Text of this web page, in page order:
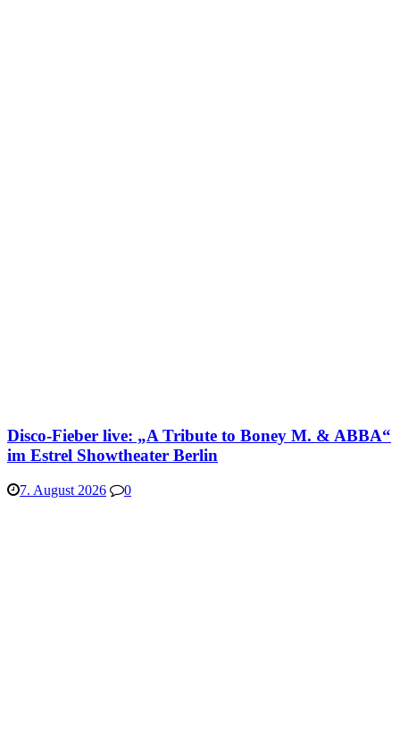
Disco-Fieber live: „A Tribute to Boney M. & ABBA“
im Estrel Showtheater Berlin
7. August 2026 0